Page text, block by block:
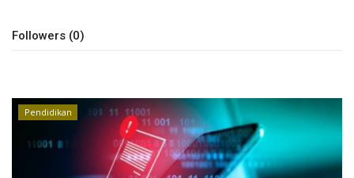
Pekerja Migran Indonesia
Pendidikan
Informasi Journalism
Followers (0)
Pendidikan